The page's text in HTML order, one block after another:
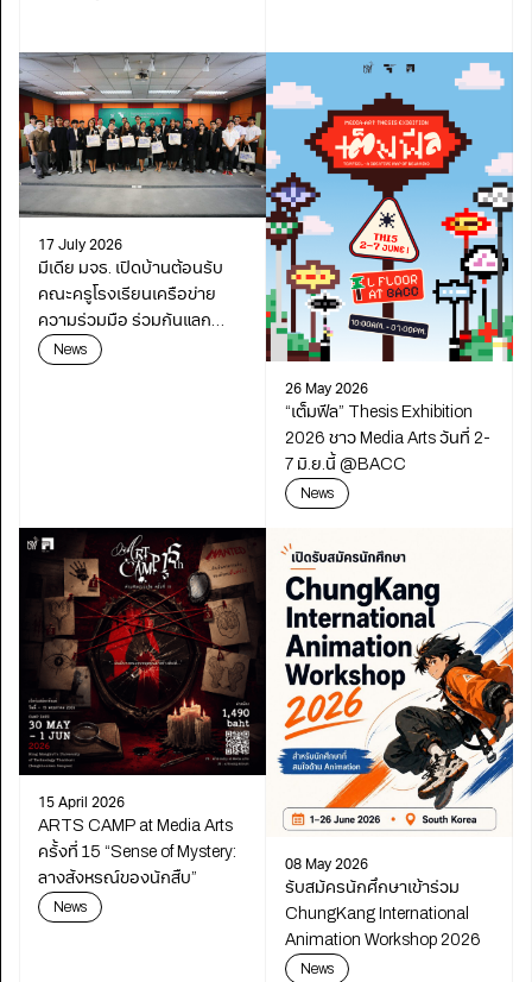
17 July 2026
มีเดีย มจธ. เปิดบ้านต้อนรับ
คณะครูโรงเรียนเครือข่าย
ความร่วมมือ ร่วมกันแลก
เปลี่ยนเรียนรู้เดินหน้า
News
26 May 2026
“เต็มฟีล” Thesis Exhibition
2026 ชาว Media Arts วันที่ 2-
7 มิ.ย.นี้ @BACC
News
15 April 2026
ARTS CAMP at Media Arts
ครั้งที่ 15 “Sense of Mystery:
ลางสังหรณ์ของนักสืบ”
News
08 May 2026
รับสมัครนักศึกษาเข้าร่วม
ChungKang International
Animation Workshop 2026
News